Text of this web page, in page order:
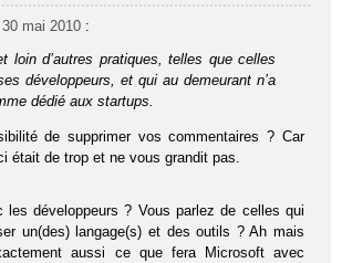
30 mai 2010 :
loin d’autres pratiques, telles que celles
développeurs, et qui au demeurant n’a
dédié aux startups.
de supprimer vos commentaires ? Car
était de trop et ne vous grandit pas.
les développeurs ? Vous parlez de celles qui
un(des) langage(s) et des outils ? Ah mais
aussi ce que fera Microsoft avec